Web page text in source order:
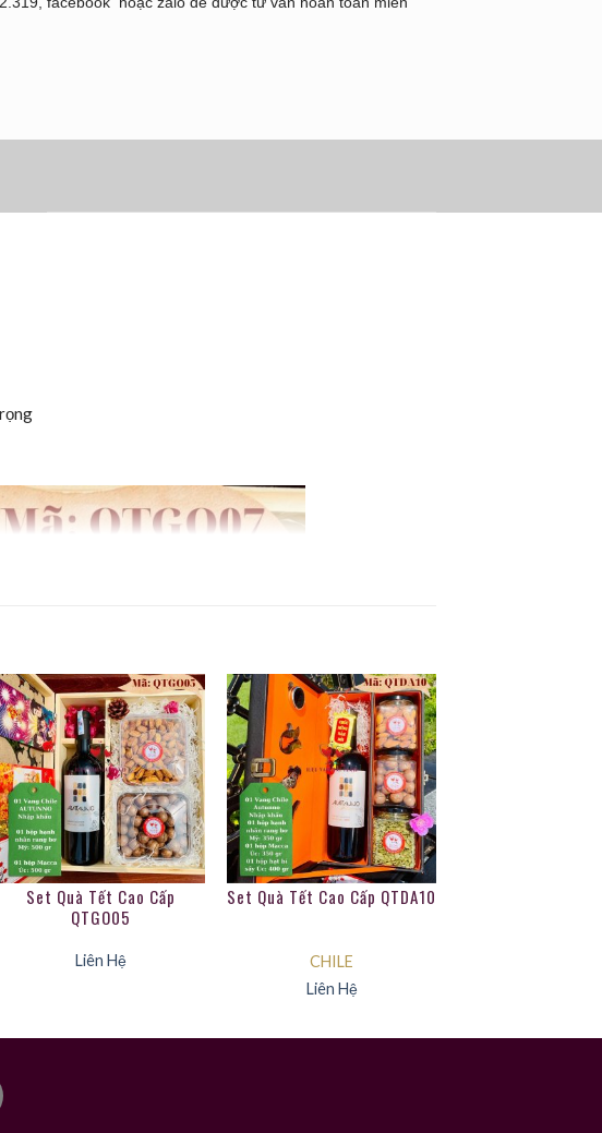
Set Quà Tết Cao Cấp
QTGO05
Liên Hệ
Set Quà Tết Cao Cấp QTDA10
CHILE
Liên Hệ